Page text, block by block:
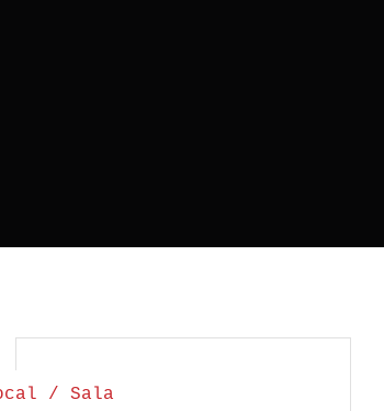
/ Sala